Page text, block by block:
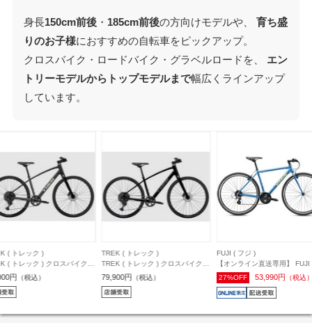
身長150cm前後・ 185cm前後の方向けモデルや、 育ち盛
りのお子様におすすめの自転車をピックアップ。
クロスバイク・ロードバイク・グラベルロードを、 エン
トリーモデルからトップモデルまで幅広くラインアップ
しています。
( トレック )
( トレック ) クロスバイク
STEPOVER GEN 4 カーボ
前後 )
円 （税込）
TREK ( トレック )
TREK ( トレック ) クロスバイク
FX 1 STEPOVER GEN 4 ダーク
79,900円 （税込）
FUJI ( フジ )
【オンライン直送専用】 FUJI
ジ ) クロスバイク RAIZ ( ライ
ペールネイビー 21 (身長目安
180cm前後)
27%OFF 53,990円 （税込